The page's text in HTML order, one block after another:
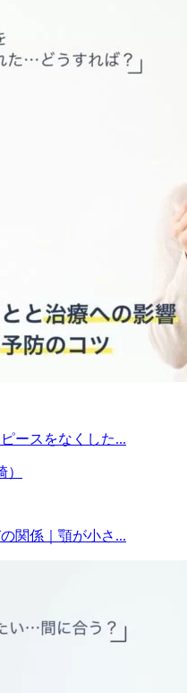
ースをなくした...
関係｜顎が小さ...